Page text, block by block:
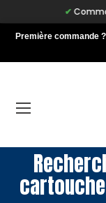
Première commande